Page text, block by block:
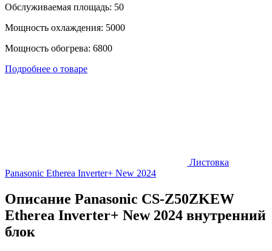
Обслуживаемая площадь: 50
Мощность охлаждения: 5000
Мощность обогрева: 6800
Подробнее о товаре
Листовка
Panasonic Etherea Inverter+ New 2024
Описание Panasonic CS-Z50ZKEW
Etherea Inverter+ New 2024 внутренний
блок